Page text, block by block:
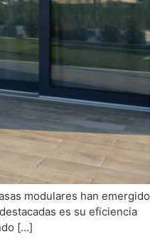
modulares han emergido
es su eficiencia
[…]